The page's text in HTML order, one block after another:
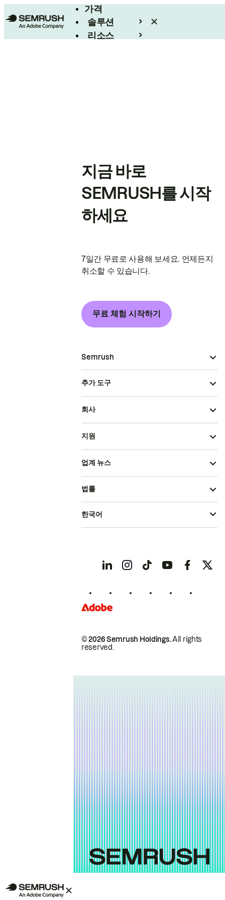
가격
솔루션
리소스
지금 바로
SEMRUSH를 시작
하세요
7일간 무료로 사용해 보세요. 언제든지
취소할 수 있습니다.
무료 체험 시작하기
Semrush
추가 도구
회사
지원
업계 뉴스
© 2026 Semrush Holdings.All rights
reserved.
법률
한국어